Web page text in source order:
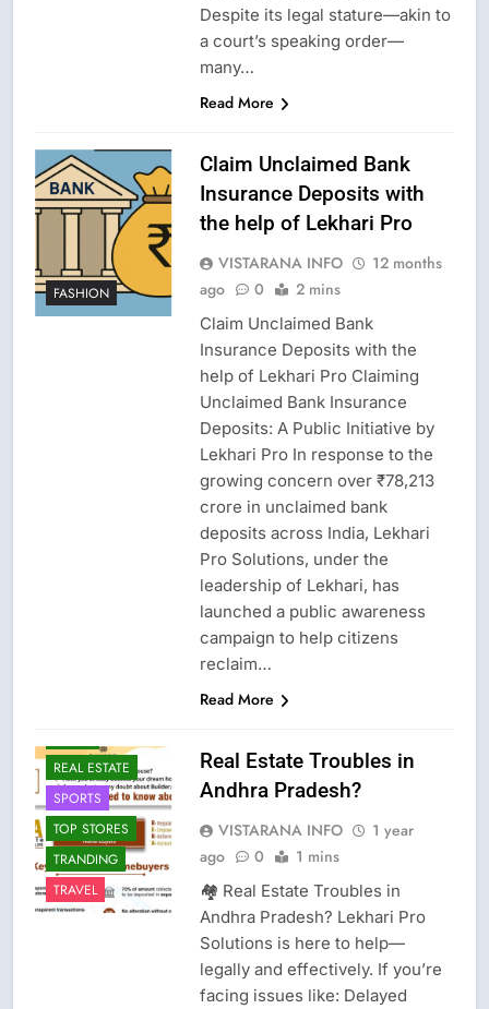
Despite its legal stature—akin to
a court’s speaking order—
many…
Read More
FASHION
Claim Unclaimed Bank
Insurance Deposits with
the help of Lekhari Pro
VISTARANA INFO
12 months
ago
0 2 mins
Claim Unclaimed Bank
Insurance Deposits with the
help of Lekhari Pro Claiming
Unclaimed Bank Insurance
Deposits: A Public Initiative by
Lekhari Pro In response to the
growing concern over ₹78,213
crore in unclaimed bank
deposits across India, Lekhari
Pro Solutions, under the
leadership of Lekhari, has
launched a public awareness
campaign to help citizens
reclaim…
Read More
REAL ESTATE
SPORTS
TOP STORES
TRANDING
TRAVEL
Real Estate Troubles in
Andhra Pradesh?
VISTARANA INFO
1 year
ago
0 1 mins
🏘️ Real Estate Troubles in
Andhra Pradesh? Lekhari Pro
Solutions is here to help—
legally and effectively. If you’re
facing issues like: Delayed